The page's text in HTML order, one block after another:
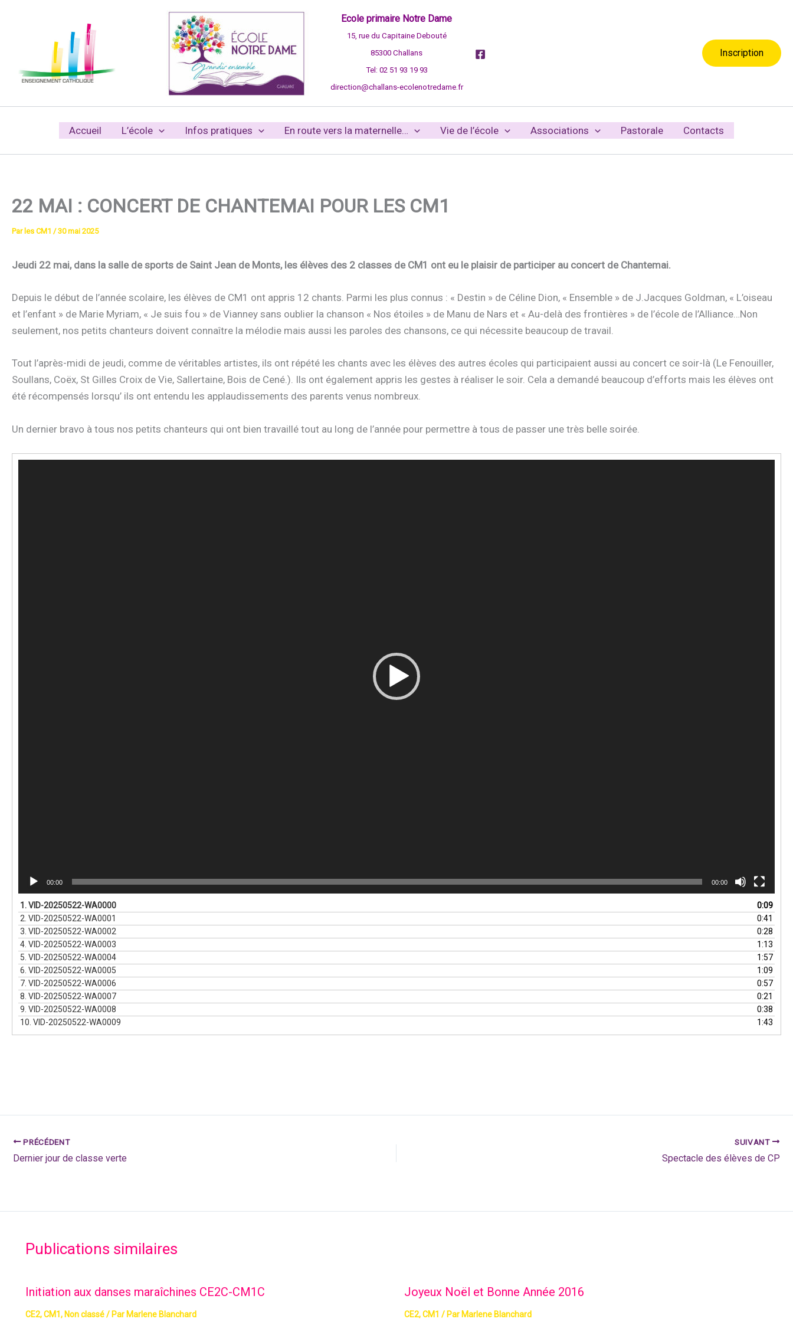
Ecole primaire Notre Dame
15, rue du Capitaine Debouté
85300 Challans
Tel: 02 51 93 19 93
direction@challans-ecolenotredame.fr
Inscription
Accueil L’école Infos pratiques En route vers la maternelle… Vie de l’école Associations Pastorale Contacts
22 MAI : CONCERT DE CHANTEMAI POUR LES CM1
Par les CM1 /30 mai 2025
Jeudi 22 mai, dans la salle de sports de Saint Jean de Monts, les élèves des 2 classes de CM1 ont eu le plaisir de participer au concert de Chantemai.
Depuis le début de l’année scolaire, les élèves de CM1 ont appris 12 chants. Parmi les plus connus : « Destin » de Céline Dion, « Ensemble » de J.Jacques Goldman, « L’oiseau
et l’enfant » de Marie Myriam, « Je suis fou » de Vianney sans oublier la chanson « Nos étoiles » de Manu de Nars et « Au-delà des frontières » de l’école de l’Alliance…Non
seulement, nos petits chanteurs doivent connaître la mélodie mais aussi les paroles des chansons, ce qui nécessite beaucoup de travail.
Tout l’après-midi de jeudi, comme de véritables artistes, ils ont répété les chants avec les élèves des autres écoles qui participaient aussi au concert ce soir-là (Le Fenouiller,
Soullans, Coëx, St Gilles Croix de Vie, Sallertaine, Bois de Cené.). Ils ont également appris les gestes à réaliser le soir. Cela a demandé beaucoup d’efforts mais les élèves ont
été récompensés lorsqu’ ils ont entendu les applaudissements des parents venus nombreux.
Un dernier bravo à tous nos petits chanteurs qui ont bien travaillé tout au long de l’année pour permettre à tous de passer une très belle soirée.
00:00 00:00
1.VID-20250522-WA0000
0:09
2. VID-20250522-WA0001
0:41
3. VID-20250522-WA0002
0:28
4. VID-20250522-WA0003
1:13
5. VID-20250522-WA0004
1:57
6. VID-20250522-WA0005
1:09
7. VID-20250522-WA0006
0:57
8. VID-20250522-WA0007
0:21
9. VID-20250522-WA0008
0:38
10. VID-20250522-WA0009 1:43
PRÉCÉDENT
Dernier jour de classe verte
SUIVANT
Spectacle des élèves de CP
Publications similaires
Initiation aux danses maraîchines CE2C-CM1C
CE2,CM1 , Non classé/ Par Marlene Blanchard
Joyeux Noël et Bonne Année 2016
CE2,CM1 / Par Marlene Blanchard